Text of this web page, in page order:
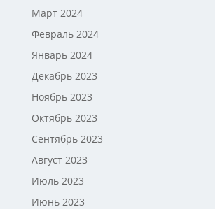
Март 2024
Февраль 2024
Январь 2024
Декабрь 2023
Ноябрь 2023
Октябрь 2023
Сентябрь 2023
Август 2023
Июль 2023
Июнь 2023